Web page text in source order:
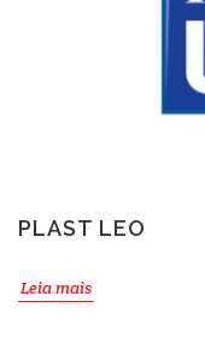
PLAST LEO
Leia mais